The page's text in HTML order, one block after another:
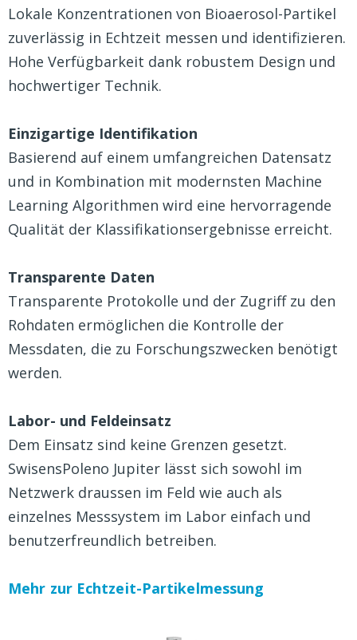
Lokale Konzentrationen von Bioaerosol-Partikel
zuverlässig in Echtzeit messen und identifizieren.
Hohe Verfügbarkeit dank robustem Design und
hochwertiger Technik.
Einzigartige Identifikation
Basierend auf einem umfangreichen Datensatz
und in Kombination mit modernsten Machine
Learning Algorithmen wird eine hervorragende
Qualität der Klassifikationsergebnisse erreicht.
Transparente Daten
Transparente Protokolle und der Zugriff zu den
Rohdaten ermöglichen die Kontrolle der
Messdaten, die zu Forschungszwecken benötigt
werden.
Labor- und Feldeinsatz
Dem Einsatz sind keine Grenzen gesetzt.
SwisensPoleno Jupiter lässt sich sowohl im
Netzwerk draussen im Feld wie auch als
einzelnes Messsystem im Labor einfach und
benutzerfreundlich betreiben.
Mehr zur Echtzeit-Partikelmessung